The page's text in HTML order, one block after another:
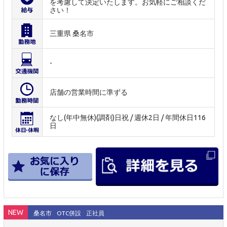
を考慮して決定いたします。お気軽にご相談くだ
さい！
三重県 桑名市
-
店舗の営業時間に準ずる
なし(年中無休)(調剤)日祝 / 週休2日 / 年間休日116
日
NEW 桑名市 OTC併設 正社員